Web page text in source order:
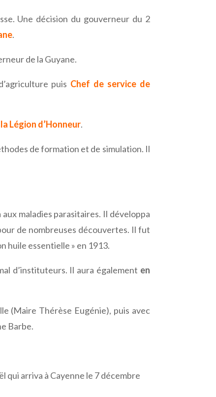
Une décision du gouverneur du 2
.
de la Guyane.
puis Chef de service de
Légion d’Honneur.
de formation et de simulation. Il
maladies parasitaires. Il développa
de nombreuses découvertes. Il fut
huile essentielle » en 1913.
d’instituteurs. Il aura également en
(Maire Thérèse Eugénie), puis avec
Barbe.
qui arriva à Cayenne le 7 décembre